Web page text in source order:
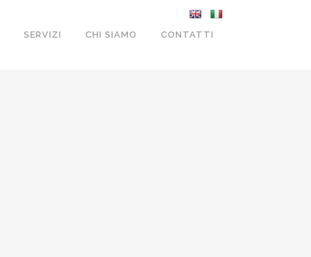
SERVIZI CHI SIAMO CONTATTI